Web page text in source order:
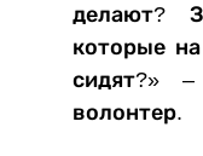
делают?
которые
сидят?»
волонтер.